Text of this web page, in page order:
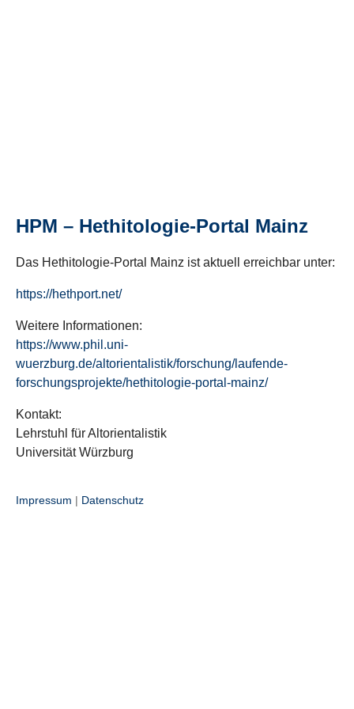
HPM – Hethitologie-Portal Mainz
Das Hethitologie-Portal Mainz ist aktuell erreichbar unter:
https://hethport.net/
Weitere Informationen:
https://www.phil.uni-
wuerzburg.de/altorientalistik/forschung/laufende-
forschungsprojekte/hethitologie-portal-mainz/
Kontakt:
Lehrstuhl für Altorientalistik
Universität Würzburg
Impressum | Datenschutz